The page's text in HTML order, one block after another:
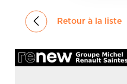
MICROCAR
ACADÉMIE
Retour à la liste